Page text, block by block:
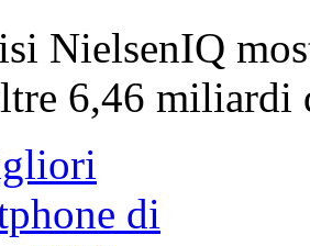
NielsenIQ
6,46